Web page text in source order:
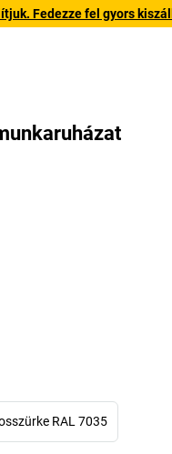
Fedezze fel gyors
RAL 7035